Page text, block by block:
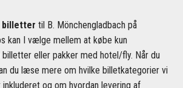
til B. Mönchengladbach på
kan I vælge mellem at købe kun
billetter eller pakker med hotel/fly. Når du
du læse mere om hvilke billetkategorier vi
og om hvordan levering af